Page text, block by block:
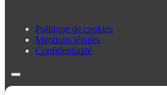
Politique de cookies
Mentions légales
Confidentialité